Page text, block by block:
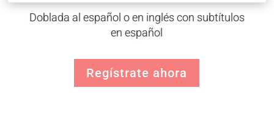
Doblada al español o en inglés con subtítulos
en español
Regístrate ahora